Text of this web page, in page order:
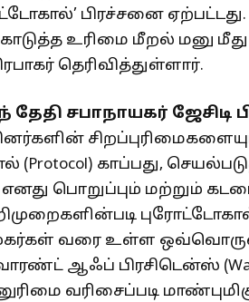
பிரச்சனை
உரிமை மீறல் மனு
தெரிவித்துள்ளார்.
சபாநாயகர் ஜேசிடி
காப்பது,
பொறுப்பும் மற்றும்
வரை உள்ள
ஆஃப் பிரசிடென்ஸ்
வரிசைப்படி